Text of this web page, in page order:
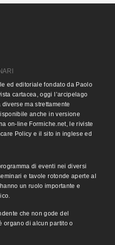
ed editoriale fondato da Paolo
cartacea, oggi l’arcipelago
ma strettamente
anche in versione
on-line Formiche.net, le riviste
Policy e il sito in inglese ed
di eventi nei diversi
e tavole rotonde aperte al
un ruolo importante e
che non gode del
organo di alcun partito o